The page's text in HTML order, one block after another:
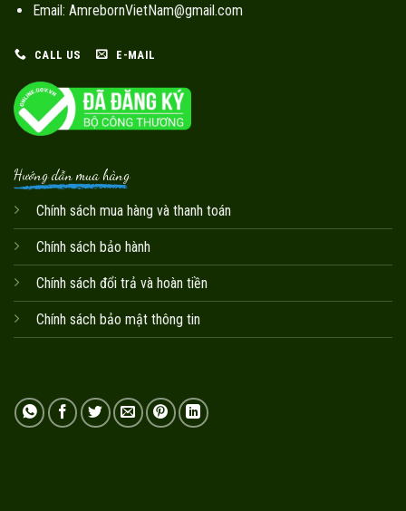
Email: AmrebornVietNam@gmail.com
CALL US E-MAIL
Hướng dẫn mua hàng
Chính sách mua hàng và thanh toán
Chính sách bảo hành
Chính sách đổi trả và hoàn tiền
Chính sách bảo mật thông tin